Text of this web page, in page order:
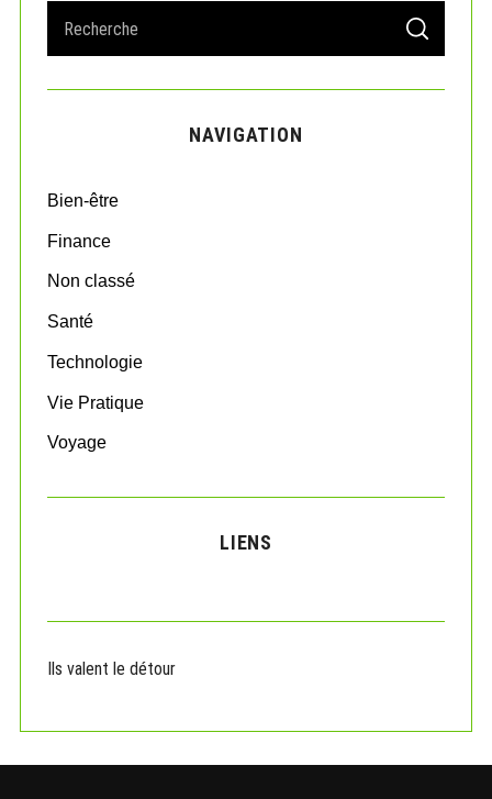
r
o
:
S
A
C
NAVIGATION
Bien-être
Finance
Non classé
Santé
Technologie
Vie Pratique
Voyage
LIENS
Ils valent le détour